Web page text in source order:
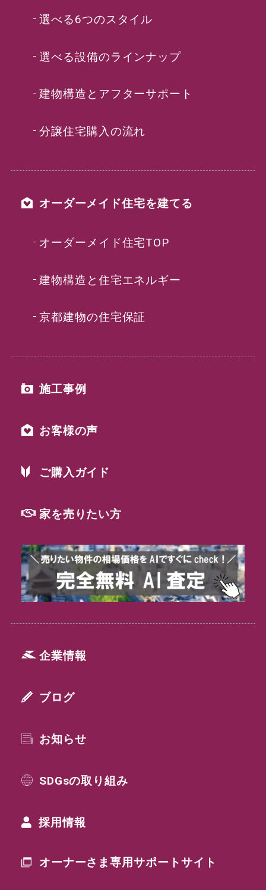
選べる6つのスタイル
選べる設備のラインナップ
建物構造とアフターサポート
分譲住宅購入の流れ
オーダーメイド住宅を建てる
オーダーメイド住宅TOP
建物構造と住宅エネルギー
京都建物の住宅保証
施工事例
お客様の声
ご購入ガイド
家を売りたい方
企業情報
ブログ
お知らせ
SDGsの取り組み
採用情報
オーナーさま専用サポートサイト